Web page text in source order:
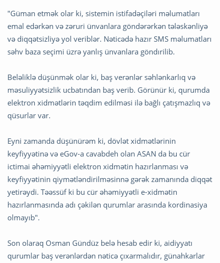
"Güman etmək olar ki, sistemin istifadəçiləri məlumatları
emal edərkən və zəruri ünvanlara göndərərkən tələskənliyə
və diqqətsizliyə yol veriblər. Nəticədə hazır SMS məlumatları
səhv baza seçimi üzrə yanlış ünvanlara göndırilib.
Beləliklə düşünmək olar ki, baş verənlər səhlənkarlıq və
məsuliyyətsizlik ucbatından baş verib. Görünür ki, qurumda
elektron xidmətlərin təqdim edilməsi ilə bağlı çatışmazlıq və
qüsurlar var.
Eyni zamanda düşünürəm ki, dövlət xidmətlərinin
keyfiyyətinə və eGov-a cavabdeh olan ASAN da bu cür
ictimai əhəmiyyətli elektron xidmətin hazırlanması və
keyfiyyətinin qiymətləndirilməsinnə gərək zamanında diqqət
yetirəydi. Təəssüf ki bu cür əhəmiyyətli e-xidmətin
hazırlanmasında adı çəkilən qurumlar arasında kordinasiya
olmayıb".
Son olaraq Osman Gündüz belə hesab edir ki, aidiyyatı
qurumlar baş verənlərdən nəticə çıxarmalıdır, günahkarlar